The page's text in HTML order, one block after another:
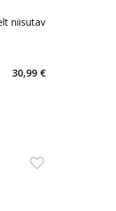
niisutav
30,99 €